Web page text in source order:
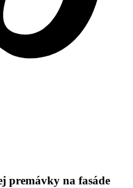
premávky na fasáde